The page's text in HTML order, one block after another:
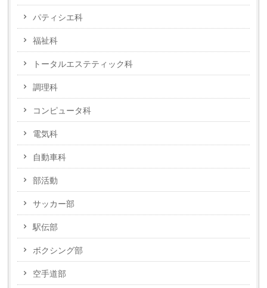
パティシエ科
福祉科
トータルエステティック科
調理科
コンピュータ科
電気科
自動車科
部活動
サッカー部
駅伝部
ボクシング部
空手道部